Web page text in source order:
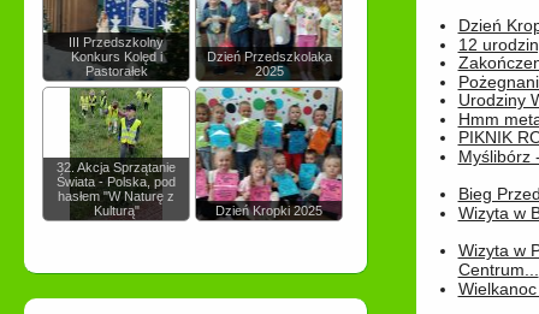
III Przedszkolny
Konkurs Kolęd i
Pastorałek
Dzień Przedszkolaka
2025
32. Akcja Sprzątanie
Świata - Polska, pod
hasłem "W Naturę z
Kulturą"
Dzień Kropki 2025
Dzień
12
Urodziny
Hmm
PIKNIK
Myślibórz
Bieg
Wizyta w
Wizyta w
Centrum...